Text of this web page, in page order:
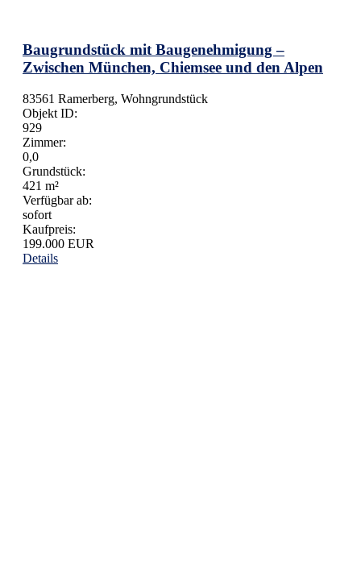
Baugrundstück mit Baugenehmigung –
Zwischen München, Chiemsee und den Alpen
83561 Ramerberg, Wohngrundstück
Objekt ID:
929
Zimmer:
0,0
Grundstück:
421 m²
Verfügbar ab:
sofort
Kaufpreis:
199.000 EUR
Details